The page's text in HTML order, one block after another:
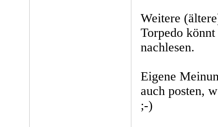
Weitere
Torpedo
nachlesen.
Eigene
auch posten,
;-)